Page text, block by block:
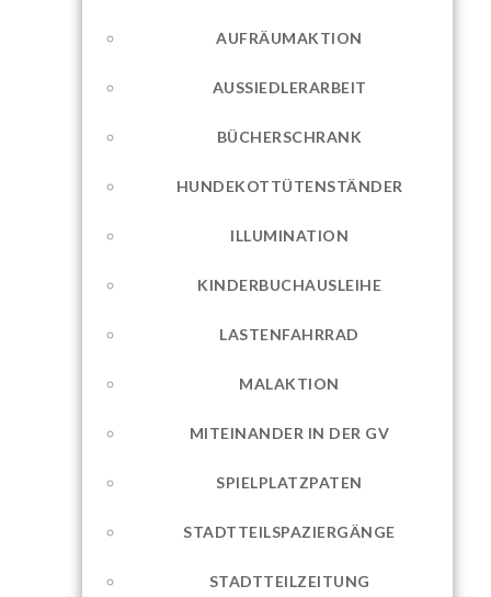
AUFRÄUMAKTION
AUSSIEDLERARBEIT
BÜCHERSCHRANK
HUNDEKOTTÜTENSTÄNDER
ILLUMINATION
KINDERBUCHAUSLEIHE
LASTENFAHRRAD
MALAKTION
MITEINANDER IN DER GV
SPIELPLATZPATEN
STADTTEILSPAZIERGÄNGE
STADTTEILZEITUNG